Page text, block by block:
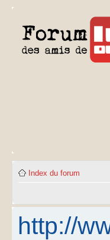
Index du forum
http://